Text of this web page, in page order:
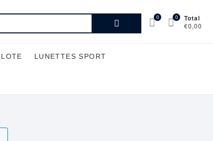
Recherche
0 Total
€0,00
0
LUNETTES SPORT